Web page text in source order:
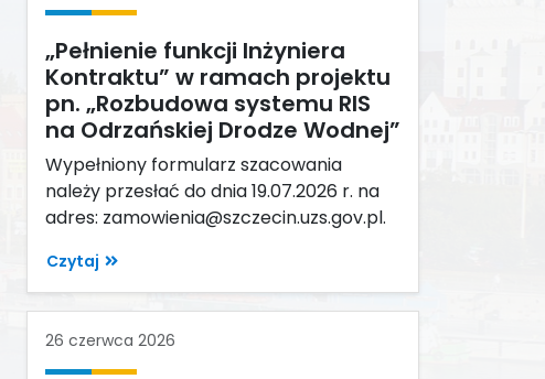
„Pełnienie funkcji Inżyniera
Kontraktu” w ramach projektu
pn. „Rozbudowa systemu RIS
na Odrzańskiej Drodze Wodnej”
Wypełniony formularz szacowania
należy przesłać do dnia 19.07.2026 r. na
adres: zamowienia@szczecin.uzs.gov.pl.
Czytaj
26 czerwca 2026